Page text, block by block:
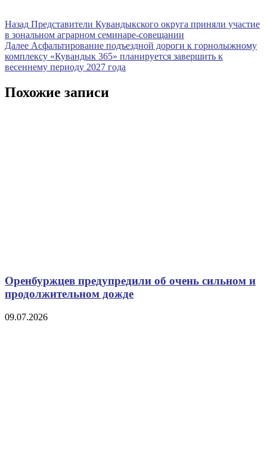
Навигация
по
записям
Назад Предыдущая
запись
Представители Кувандыкского округа приняли участие
в зональном аграрном семинаре-совещании
Далее Следующая
запись
Асфальтирование подъездной дороги к горнолыжному
комплексу «Кувандык 365» планируется завершить к
весеннему периоду 2027 года
Похожие записи
Оренбуржцев предупредили об очень сильном и
продолжительном дожде
09.07.2026